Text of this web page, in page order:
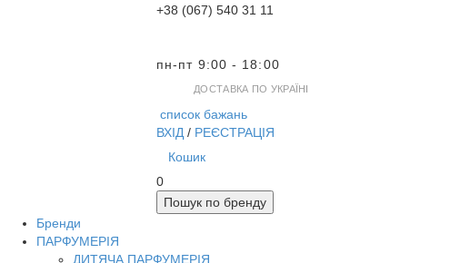
+38 (067) 540 31 11
пн-пт 9:00 - 18:00
ДОСТАВКА ПО УКРАЇНІ
список бажань
ВХІД / РЕЄСТРАЦІЯ
Кошик
0
Пошук по бренду
Бренди
ПАРФУМЕРІЯ
ДИТЯЧА ПАРФУМЕРІЯ